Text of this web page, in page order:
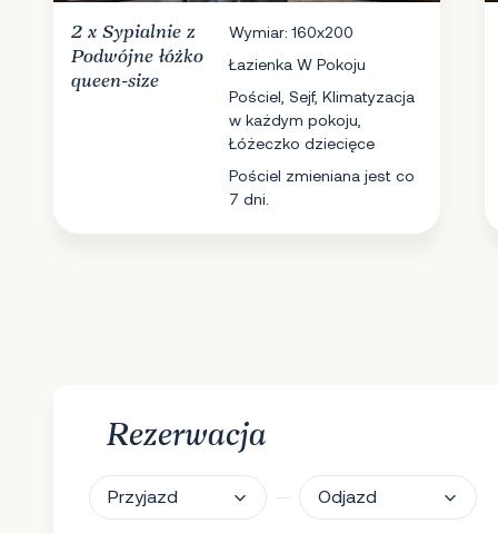
2 x Sypialnie z
Podwójne łóżko
queen-size
Wymiar: 160x200
Łazienka W Pokoju
Pościel, Sejf, Klimatyzacja
w każdym pokoju,
Łóżeczko dziecięce
Pościel zmieniana jest co
7 dni.
Rezerwacja
Przyjazd Odjazd